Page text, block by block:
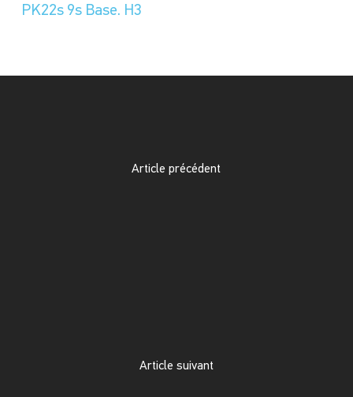
PK22s 9s Base. H3
Article précédent
Article suivant